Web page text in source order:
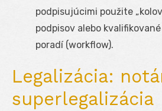
podpisujúcimi použite
podpisov alebo
poradí (workflow).
Legalizácia:
superlegalizácia